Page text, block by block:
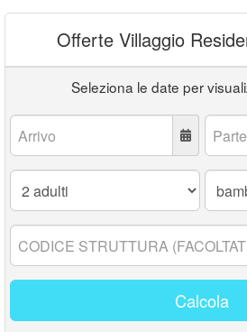
Offerte Villaggio
Seleziona le date per
Arrivo:
Adulti:
Bambini
17
Codice
struttura:
Calcola